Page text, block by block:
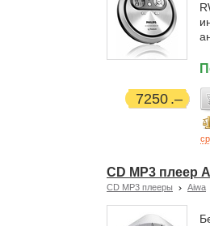
7250
CD MP3 плеер
CD MP3 плееры Aiwa